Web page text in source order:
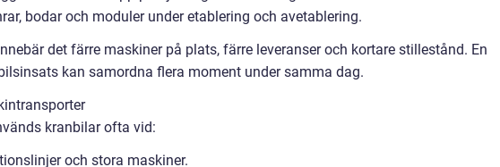
bodar och moduler under etablering och avetablering.
det färre maskiner på plats, färre leveranser och kortare stillestånd. En
kan samordna flera moment under samma dag.
kranbilar ofta vid:
och stora maskiner.